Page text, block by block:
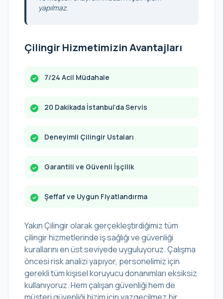
yapılmaz.
Çilingir Hizmetimizin Avantajları
7/24 Acil Müdahale
20 Dakikada İstanbul’da Servis
Deneyimli Çilingir Ustaları
Garantili ve Güvenli İşçilik
Şeffaf ve Uygun Fiyatlandırma
Yakın Çilingir olarak gerçekleştirdiğimiz tüm
çilingir hizmetlerinde iş sağlığı ve güvenliği
kurallarını en üst seviyede uyguluyoruz. Çalışma
öncesi risk analizi yapıyor, personelimiz için
gerekli tüm kişisel koruyucu donanımları eksiksiz
kullanıyoruz. Hem çalışan güvenliği hem de